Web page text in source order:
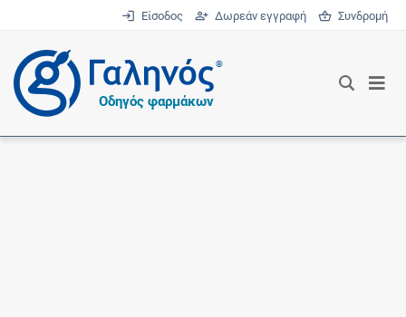
Είσοδος Δωρεάν εγγραφή Συνδρομή
®
Οδηγός φαρμάκων